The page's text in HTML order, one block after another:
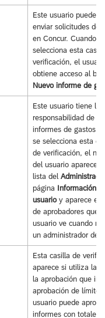
Este usuario puede
enviar solicitudes de
en Concur. Cuando
selecciona esta
verificación, el
obtiene acceso al
Nuevo informe de
Este usuario tiene la
responsabilidad de
informes de gastos.
se selecciona esta
de verificación, el
del usuario aparece
lista del
página Información
usuarioy aparece en
de aprobadores que
usuario ve cuando
un administrador
Esta casilla de
aparece si utiliza la
la aprobación que
aprobación de
usuario puede
informes con totales